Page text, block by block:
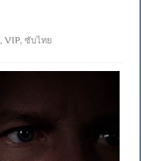
,VIP,ซับไทย